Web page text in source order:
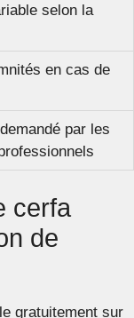
selon la
en cas de
par les
cerfa
de
gratuitement sur